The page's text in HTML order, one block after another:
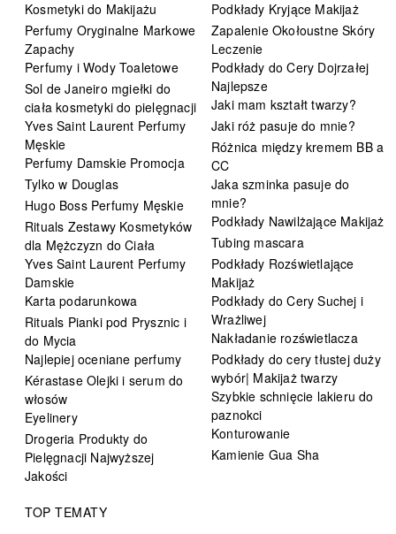
Kosmetyki do Makijażu
Perfumy Oryginalne Markowe
Zapachy
Perfumy i Wody Toaletowe
Sol de Janeiro mgiełki do
ciała kosmetyki do pielęgnacji
Yves Saint Laurent Perfumy
Męskie
Perfumy Damskie Promocja
Tylko w Douglas
Hugo Boss Perfumy Męskie
Rituals Zestawy Kosmetyków
dla Mężczyzn do Ciała
Yves Saint Laurent Perfumy
Damskie
Karta podarunkowa
Rituals Pianki pod Prysznic i
do Mycia
Najlepiej oceniane perfumy
Kérastase Olejki i serum do
włosów
Eyelinery
Drogeria Produkty do
Pielęgnacji Najwyższej
Jakości
Podkłady Kryjące Makijaż
Zapalenie Okołoustne Skóry
Leczenie
Podkłady do Cery Dojrzałej
Najlepsze
Jaki mam kształt twarzy?
Jaki róż pasuje do mnie?
Różnica między kremem BB a
CC
Jaka szminka pasuje do
mnie?
Podkłady Nawilżające Makijaż
Tubing mascara
Podkłady Rozświetlające
Makijaż
Podkłady do Cery Suchej i
Wrażliwej
Nakładanie rozświetlacza
Podkłady do cery tłustej duży
wybór| Makijaż twarzy
Szybkie schnięcie lakieru do
paznokci
Konturowanie
Kamienie Gua Sha
TOP TEMATY